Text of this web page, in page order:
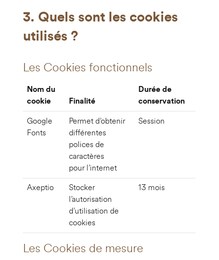
3. Quels sont les cookies
utilisés ?
Les Cookies fonctionnels
Nom du
cookie
Finalité
Durée de
conservation
Google
Fonts
Permet d’obtenir
différentes
polices de
caractères
pour l’internet
Session
Axeptio
Stocker
l’autorisation
d’utilisation de
cookies
13 mois
Les Cookies de mesure